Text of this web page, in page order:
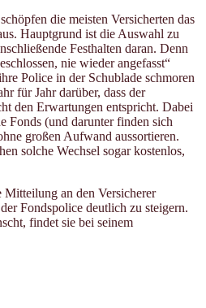
die meisten Versicherten das
Hauptgrund ist die Auswahl zu
Festhalten daran. Denn
nie wieder angefasst“
Police in der Schublade schmoren
für Jahr darüber, dass der
den Erwartungen entspricht. Dabei
Fonds (und darunter finden sich
großen Aufwand aussortieren.
solche Wechsel sogar kostenlos,
an den Versicherer
Fondspolice deutlich zu steigern.
findet sie bei seinem